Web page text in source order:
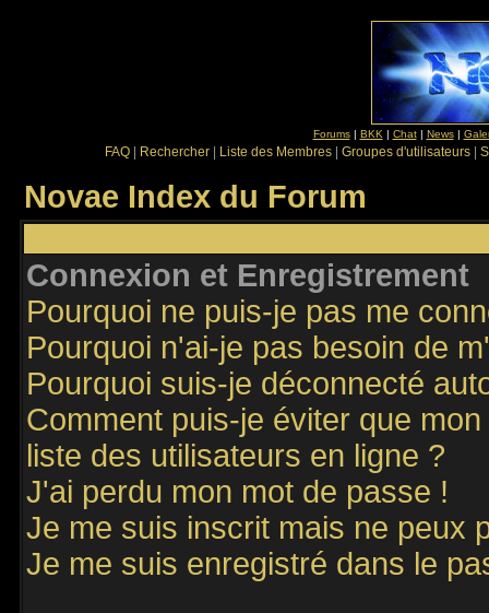
Forums| BKK | Chat| News|
FAQ Rechercher Liste des Membres Groupes d'utilisateurs
Novae Index du Forum
Connexion et Enregistrement
Pourquoi ne puis-je pas me
Pourquoi n'ai-je pas besoin de
Pourquoi suis-je déconnecté
Comment puis-je éviter que
liste des utilisateurs en ligne ?
J'ai perdu mon mot de passe !
Je me suis inscrit mais ne peux
Je me suis enregistré dans le